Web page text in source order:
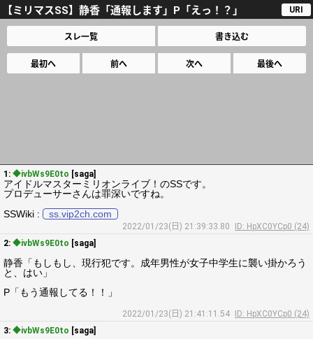
【ミリマスSS】静香「通報します」P「えっ！？」 URI
スレ一覧 書き込む
最初へ 前へ 次へ 最後へ
1: ◆ivbWs9E0to [saga]
アイドルマスターミリオンライブ！のSSです。
プロデューサーさんは罪深いですね。
SSWiki :
ss.vip2ch.com
2022/01/23(日) 21:39:33.80
ID: HpXC0YCp0 (24)
2: ◆ivbWs9E0to [saga]
静香「もしもし、現行犯です。成年男性が女子中学生に襲い掛かろう
と、はい」
P「もう通報してる！！」
2022/01/23(日) 21:41:11.54
ID: HpXC0YCp0 (24)
3: ◆ivbWs9E0to [saga]